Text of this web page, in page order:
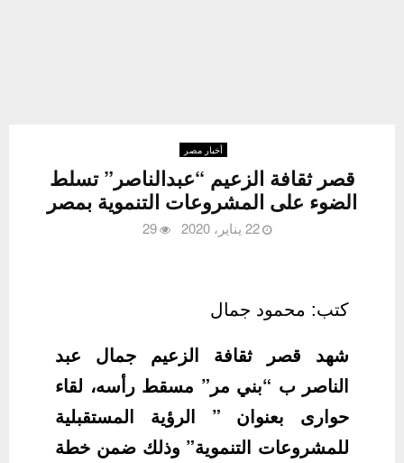
أخبار مصر
قصر ثقافة الزعيم “عبدالناصر” تسلط
الضوء على المشروعات التنموية بمصر
22 يناير، 2020 29
كتب: محمود جمال
شهد قصر ثقافة الزعيم جمال عبد
الناصر ب “بني مر” مسقط رأسه، لقاء
حوارى بعنوان ” الرؤية المستقبلية
للمشروعات التنموية” وذلك ضمن خطة